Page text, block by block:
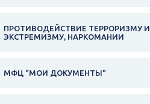
ПРОТИВОДЕЙСТВИЕ ТЕРРОРИЗМУ И
ЭКСТРЕМИЗМУ, НАРКОМАНИИ
МФЦ "МОИ ДОКУМЕНТЫ"